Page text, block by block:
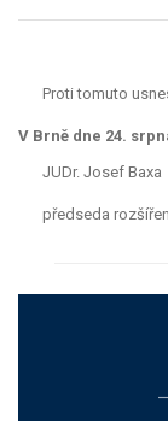
Proti tomuto
V Brně dne 24.
JUDr. Josef Baxa
předseda